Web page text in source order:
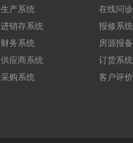
生产系统
进销存系统
财务系统
供应商系统
采购系统
在线问
报修系
房源报
订货系统
客户评价